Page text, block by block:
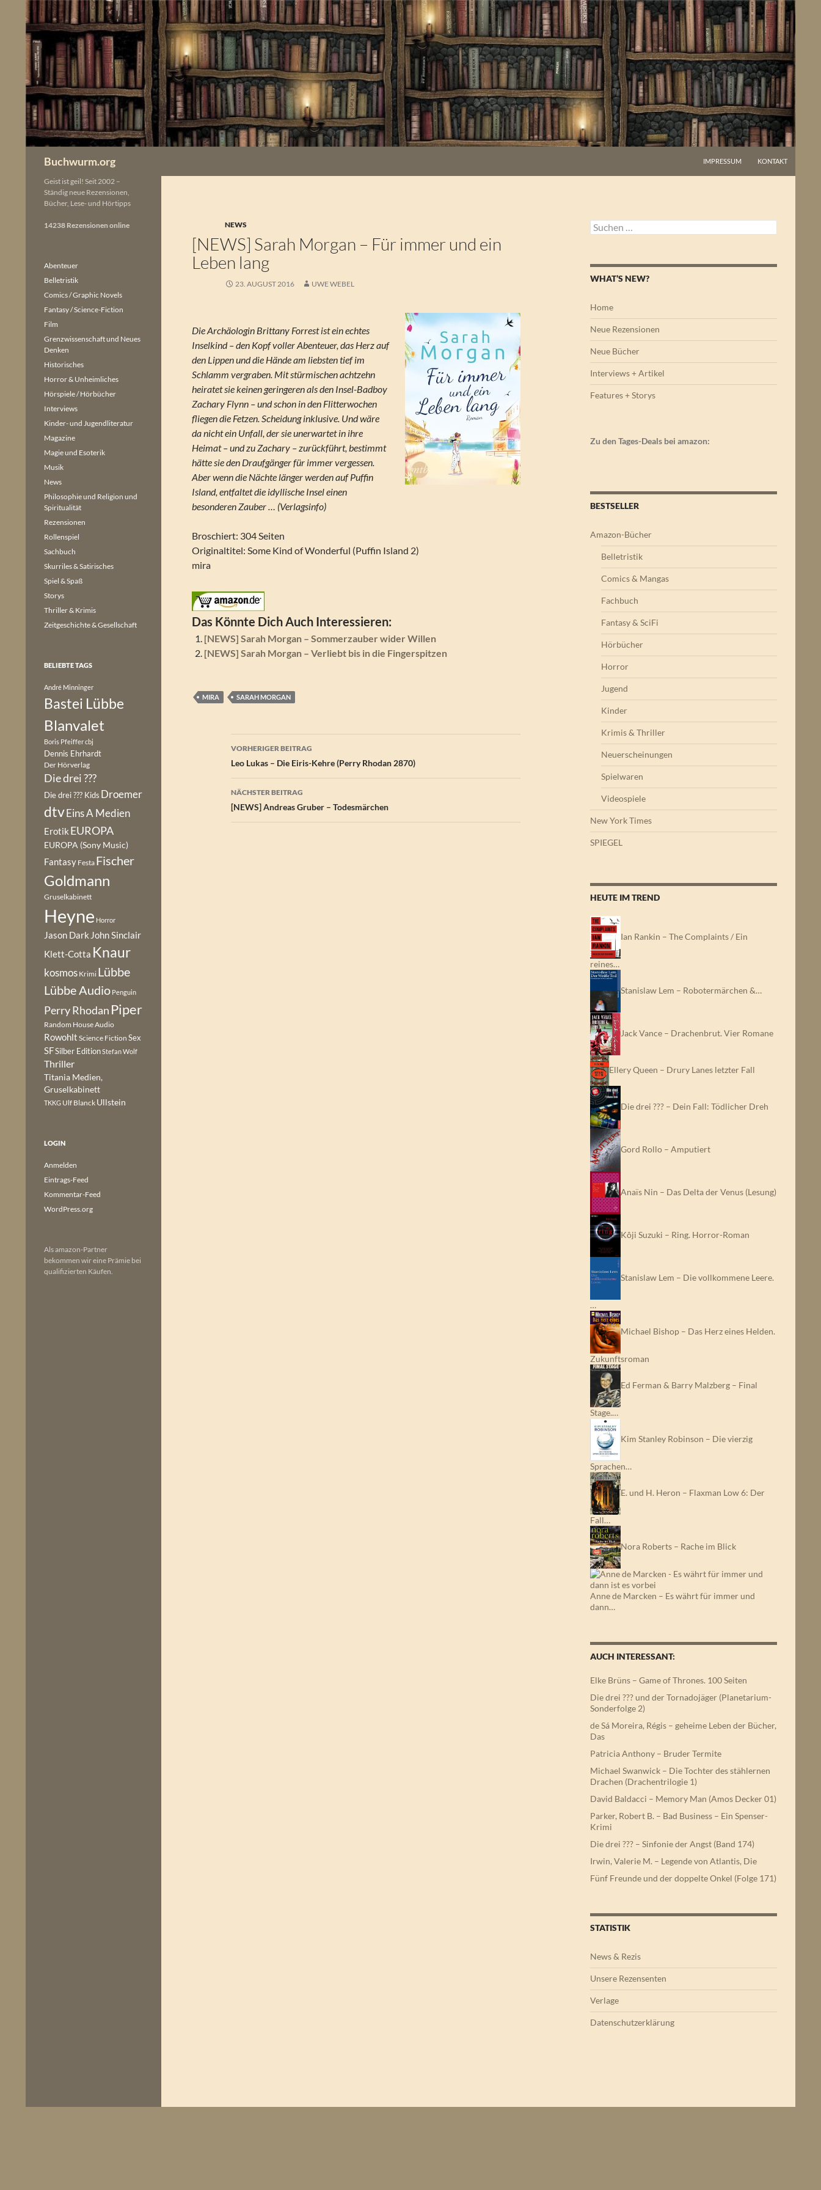
springen
Buchwurm.org IMPRESSUM KONTAKT
NEWS
[NEWS] Sarah Morgan – Für immer und ein
Leben lang
23. AUGUST 2016 UWE WEBEL
Die Archäologin Brittany Forrest ist ein echtes
Inselkind – den Kopf voller Abenteuer, das Herz auf
den Lippen und die Hände am liebsten tief im
Schlamm vergraben. Mit stürmischen achtzehn
heiratet sie keinen geringeren als den Insel-Badboy
Zachary Flynn – und schon in den Flitterwochen
fliegen die Fetzen. Scheidung inklusive. Und wäre
da nicht ein Unfall, der sie unerwartet in ihre
Heimat – und zu Zachary – zurückführt, bestimmt
hätte sie den Draufgänger für immer vergessen.
Aber wenn die Nächte länger werden auf Puffin
Island, entfaltet die idyllische Insel einen
besonderen Zauber … (Verlagsinfo)
Broschiert: 304 Seiten
Originaltitel: Some Kind of Wonderful (Puffin Island 2)
mira
Das Könnte Dich Auch Interessieren:
[NEWS] Sarah Morgan – Sommerzauber wider Willen
[NEWS] Sarah Morgan – Verliebt bis in die Fingerspitzen
MIRA SARAH MORGAN
Beitragsnavigation
VORHERIGER BEITRAG
Leo Lukas – Die Eiris-Kehre (Perry Rhodan 2870)
NÄCHSTER BEITRAG
[NEWS] Andreas Gruber – Todesmärchen
Suchen
nach:
WHAT’S NEW?
Home
Neue Rezensionen
Neue Bücher
Interviews + Artikel
Features + Storys
Zu den Tages-Deals bei amazon:
BESTSELLER
Amazon-Bücher
Belletristik
Comics & Mangas
Fachbuch
Fantasy & SciFi
Hörbücher
Horror
Jugend
Kinder
Krimis & Thriller
Neuerscheinungen
Spielwaren
Videospiele
New York Times
SPIEGEL
HEUTE IM TREND
Ian Rankin – The Complaints / Ein
reines…
Stanislaw Lem – Robotermärchen &…
Jack Vance – Drachenbrut. Vier Romane
Ellery Queen – Drury Lanes letzter Fall
Die drei ??? – Dein Fall: Tödlicher Dreh
Gord Rollo – Amputiert
Anaïs Nin – Das Delta der Venus (Lesung)
Kôji Suzuki – Ring. Horror-Roman
Stanislaw Lem – Die vollkommene Leere.
…
Michael Bishop – Das Herz eines Helden.
Zukunftsroman
Ed Ferman & Barry Malzberg – Final
Stage.…
Kim Stanley Robinson – Die vierzig
Sprachen…
E. und H. Heron – Flaxman Low 6: Der
Fall…
Nora Roberts – Rache im Blick
Anne de Marcken – Es währt für immer und
dann…
AUCH INTERESSANT:
Elke Brüns – Game of Thrones. 100 Seiten
Die drei ??? und der Tornadojäger (Planetarium-
Sonderfolge 2)
de Sá Moreira, Régis – geheime Leben der Bücher,
Das
Patricia Anthony – Bruder Termite
Michael Swanwick – Die Tochter des stählernen
Drachen (Drachentrilogie 1)
David Baldacci – Memory Man (Amos Decker 01)
Parker, Robert B. – Bad Business – Ein Spenser-
Krimi
Die drei ??? – Sinfonie der Angst (Band 174)
Irwin, Valerie M. – Legende von Atlantis, Die
Fünf Freunde und der doppelte Onkel (Folge 171)
STATISTIK
News & Rezis
Unsere Rezensenten
Verlage
Datenschutzerklärung
Geist ist geil! Seit 2002 –
Ständig neue Rezensionen,
Bücher, Lese- und Hörtipps
14238 Rezensionen online
Abenteuer
Belletristik
Comics / Graphic Novels
Fantasy / Science-Fiction
Film
Grenzwissenschaft und Neues
Denken
Historisches
Horror & Unheimliches
Hörspiele / Hörbücher
Interviews
Kinder- und Jugendliteratur
Magazine
Magie und Esoterik
Musik
News
Philosophie und Religion und
Spiritualität
Rezensionen
Rollenspiel
Sachbuch
Skurriles & Satirisches
Spiel & Spaß
Storys
Thriller & Krimis
Zeitgeschichte & Gesellschaft
BELIEBTE TAGS
André Minninger
Bastei Lübbe
Blanvalet
Boris Pfeiffercbj
Dennis Ehrhardt
Der Hörverlag
Die drei ???
Die drei ??? Kids Droemer
dtvEins A Medien
Erotik EUROPA
EUROPA (Sony Music)
Fantasy Festa Fischer
Goldmann
Gruselkabinett
Heyne Horror
Jason Dark John Sinclair
Klett-Cotta Knaur
kosmos Krimi Lübbe
Lübbe Audio Penguin
Perry Rhodan Piper
Random House Audio
Rowohlt Science Fiction Sex
SFSilber EditionStefan Wolf
Thriller
Titania Medien,
Gruselkabinett
TKKG Ulf Blanck Ullstein
LOGIN
Anmelden
Eintrags-Feed
Kommentar-Feed
WordPress.org
Als amazon-Partner
bekommen wir eine Prämie bei
qualifizierten Käufen.